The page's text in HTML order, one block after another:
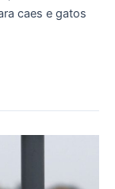
caes e gatos